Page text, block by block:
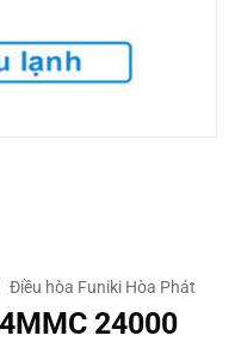
Điều hòa Funiki Hòa Phát
24000